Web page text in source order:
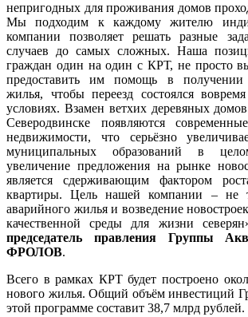
непригодных для проживания домов
Мы подходим к каждому жителю
компании позволяет решать разные
случаев до самых сложных. Наша
граждан один на один с КРТ, не просто
предоставить им помощь в получении
жилья, чтобы переезд состоялся
условиях. Взамен ветхих деревяных
Северодвинске появляются
недвижимости, что серьёзно
муниципальных образований в
увеличение предложения на рынке
является сдерживающим фактором
квартиры. Цель нашей компании – не
аварийного жилья и возведение
качественной среды для жизни
председатель правления Группы
ФРОЛОВ.
Всего в рамках КРТ будет построено
нового жилья. Общий объём инвестиций
этой программе составит 38,7 млрд рублей.